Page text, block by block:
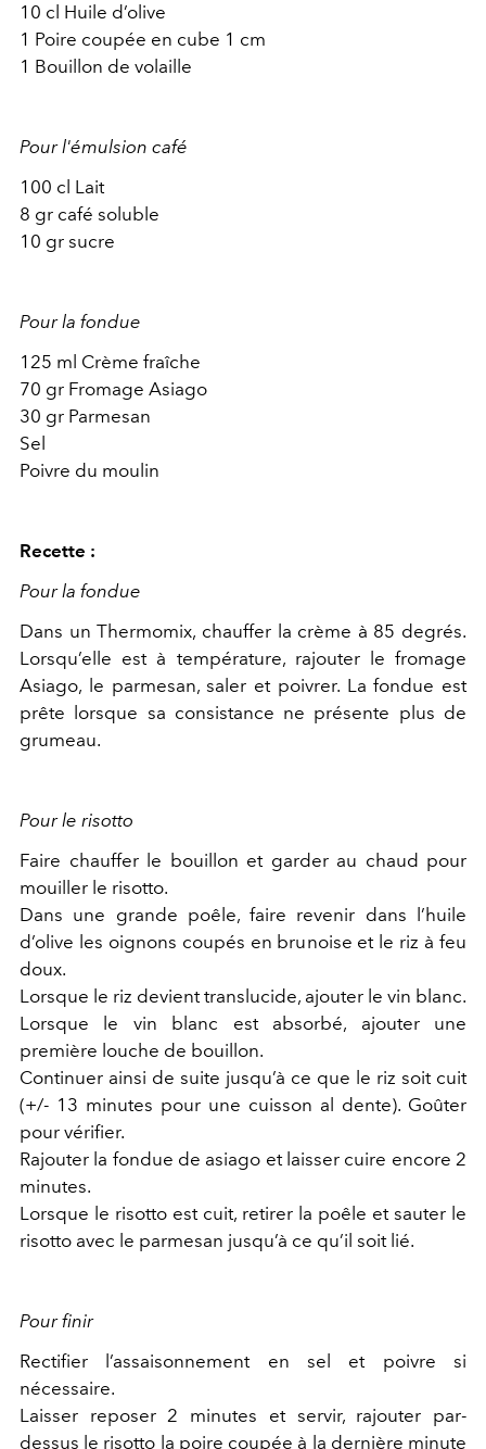
10 cl Huile d’olive
1 Poire coupée en cube 1 cm
1 Bouillon de volaille
Pour l'émulsion café
100 cl Lait
8 gr café soluble
10 gr sucre
Pour la fondue
125 ml Crème fraîche
70 gr Fromage Asiago
30 gr Parmesan
Sel
Poivre du moulin
Recette :
Pour la fondue
Dans un Thermomix, chauffer la crème à 85 degrés.
Lorsqu’elle est à température, rajouter le fromage
Asiago, le parmesan, saler et poivrer. La fondue est
prête lorsque sa consistance ne présente plus de
grumeau.
Pour le risotto
Faire chauffer le bouillon et garder au chaud pour
mouiller le risotto.
Dans une grande poêle, faire revenir dans l’huile
d’olive les oignons coupés en brunoise et le riz à feu
doux.
Lorsque le riz devient translucide, ajouter le vin blanc.
Lorsque le vin blanc est absorbé, ajouter une
première louche de bouillon.
Continuer ainsi de suite jusqu’à ce que le riz soit cuit
(+/- 13 minutes pour une cuisson al dente). Goûter
pour vérifier.
Rajouter la fondue de asiago et laisser cuire encore 2
minutes.
Lorsque le risotto est cuit, retirer la poêle et sauter le
risotto avec le parmesan jusqu’à ce qu’il soit lié.
Pour finir
Rectifier l’assaisonnement en sel et poivre si
nécessaire.
Laisser reposer 2 minutes et servir, rajouter par-
dessus le risotto la poire coupée à la dernière minute